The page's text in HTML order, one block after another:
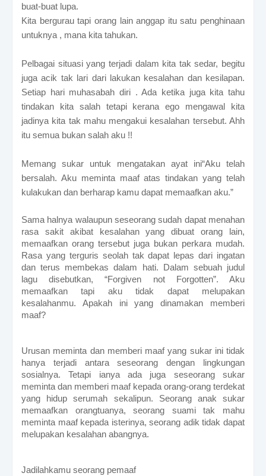
buat-buat lupa.
Kita bergurau tapi orang lain anggap itu satu penghinaan
untuknya , mana kita tahukan.
Pelbagai situasi yang terjadi dalam kita tak sedar, begitu
juga acik tak lari dari lakukan kesalahan dan kesilapan.
Setiap hari muhasabah diri . Ada ketika juga kita tahu
tindakan kita salah tetapi kerana ego mengawal kita
jadinya kita tak mahu mengakui kesalahan tersebut. Ahh
itu semua bukan salah aku !!
Memang sukar untuk mengatakan ayat ini“Aku telah
bersalah. Aku meminta maaf atas tindakan yang telah
kulakukan dan berharap kamu dapat memaafkan aku.”
Sama halnya walaupun seseorang sudah dapat menahan
rasa sakit akibat kesalahan yang dibuat orang lain,
memaafkan orang tersebut juga bukan perkara mudah.
Rasa yang terguris seolah tak dapat lepas dari ingatan
dan terus membekas dalam hati. Dalam sebuah judul
lagu disebutkan, “Forgiven not Forgotten”. Aku
memaafkan tapi aku tidak dapat melupakan
kesalahanmu. Apakah ini yang dinamakan memberi
maaf?
Urusan meminta dan memberi maaf yang sukar ini tidak
hanya terjadi antara seseorang dengan lingkungan
sosialnya. Tetapi ianya ada juga seseorang sukar
meminta dan memberi maaf kepada orang-orang terdekat
yang hidup serumah sekalipun. Seorang anak sukar
memaafkan orangtuanya, seorang suami tak mahu
meminta maaf kepada isterinya, seorang adik tidak dapat
melupakan kesalahan abangnya.
Jadilahkamu seorang pemaaf